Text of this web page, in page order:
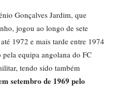
Gonçalves Jardim, que
jogou ao longo de sete
1972 e mais tarde entre 1974
equipa angolana do FC
tendo sido também
setembro de 1969 pelo